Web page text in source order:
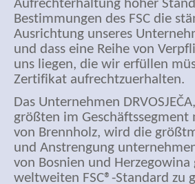
Aufrechterhaltung hoher
Bestimmungen des FSC die
Ausrichtung unseres
und dass eine Reihe von
uns liegen, die wir erfüllen
Zertifikat aufrechtzuerhalten.
Das Unternehmen
größten im
von Brennholz, wird die
und Anstrengung
von Bosnien und Herzegowina
weltweiten FSC®-Standard zu